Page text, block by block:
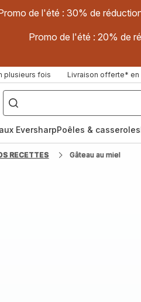
de l'été : 30% de
Promo de l'été : 20% de
plusieurs fois Livraison offerte* en
["Poêles
inox,
Cake
Factory,
EversharpPoêles & casseroles
RECETTES Gâteau au miel